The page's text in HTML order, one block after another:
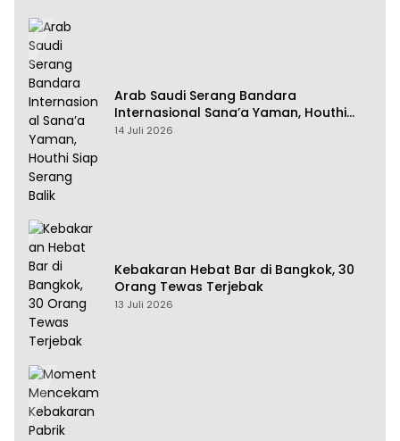
Arab Saudi Serang Bandara
Internasional Sana’a Yaman, Houthi
Siap Serang Balik
14 Juli 2026
Kebakaran Hebat Bar di Bangkok, 30
Orang Tewas Terjebak
13 Juli 2026